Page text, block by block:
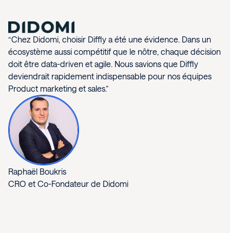
“Chez Didomi, choisir Diffly a été une évidence. Dans un
écosystème aussi compétitif que le nôtre, chaque décision
doit être data-driven et agile. Nous savions que Diffly
deviendrait rapidement indispensable pour nos équipes
Product marketing et sales.”
Raphaël Boukris
CRO et Co-Fondateur de Didomi